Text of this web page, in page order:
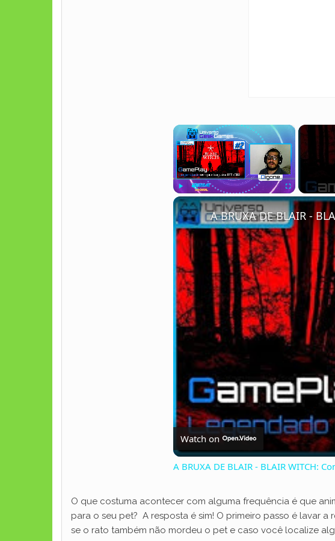
×
Play Fullscreen
Watch on
A BRUXA DE BLAIR - BLAIR WITCH:
O que costuma acontecer com alguma frequência é que
para o seu pet? A resposta é sim! O primeiro passo é lavar
se o rato também não mordeu o pet e caso você localize